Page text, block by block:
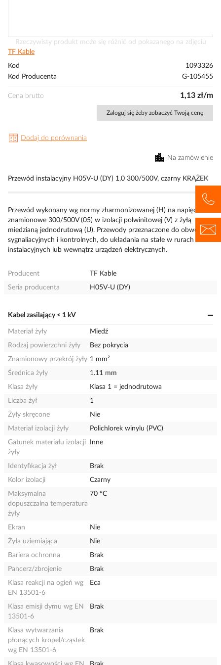
Przejdź
na
początek
Rzeczywisty produkt może się różnić od pokazanego na zdjęciu
TF Kable
Kod
1093326
Kod Producenta
G-105455
Cena brutto 1,13 zł/m
Zaloguj się żeby zobaczyć Twoją cenę
Dodaj do porównania
Na zamówienie
Przewód instalacyjny H05V-U (DY) 1,0 300/500V, czarny KRĄŻEK
Przewód wykonany wg normy zharmonizowanej (H) na napięcie
znamionowe 300/500V (05) w izolacji polwinitowej (V) z żyłą
miedzianą jednodrutową (U). Przewody przeznaczone do obwodów
sygnaliacyjnych i kontrolnych, do układania na stałe w rurach
instalacyjnych lub wewnątrz urządzeń elektrycznych.
Producent
TF Kable
Seria producenta
H05V-U (DY)
Kabel zasilający < 1 kV
Materiał żyły
Miedź
Rodzaj powierzchni żyły
Bez pokrycia
Znamionowy przekrój żyły 1 mm²
Średnica żyły
1.11 mm
Klasa żyły
Klasa 1 = jednodrutowa
Liczba żył
1
Żyły skręcone
Nie
Materiał izolacji żyły
Polichlorek winylu (PVC)
Gatunek materiału izolacji
żyły
Inne
Identyfikacja żył
Brak
Kolor izolacji
Czarny
Maksymalna
dopuszczalna temperatura
żyły
70 °C
Ekran
Nie
Żyła uziemiająca
Nie
Bariera ochronna
Brak
Pancerz/zbrojenie
Brak
Klasa reakcji na ogień wg
EN 13501-6
Eca
Klasa emisji dymu wg EN
13501-6
Brak
Klasa wytwarzania
płonących kropel/cząstek
wg EN 13501-6
Brak